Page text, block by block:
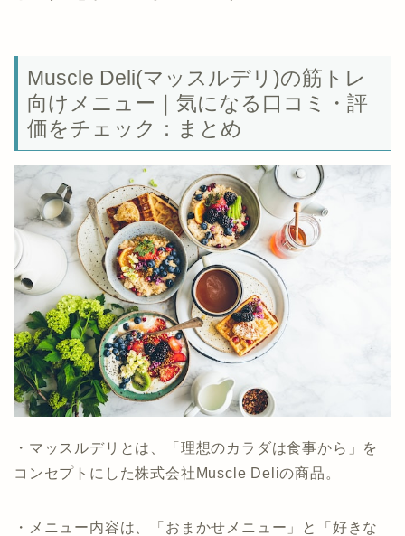
Muscle Deli(マッスルデリ)の筋トレ
向けメニュー｜気になる口コミ・評
価をチェック：まとめ
・マッスルデリとは、「理想のカラダは食事から」を
コンセプトにした株式会社Muscle Deliの商品。
・メニュー内容は、「おまかせメニュー」と「好きな